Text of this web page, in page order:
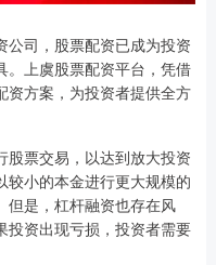
公司，股票配资已成为投资
。上虞股票配资平台，凭借
资方案，为投资者提供全方
股票交易，以达到放大投资
较小的本金进行更大规模的
但是，杠杆融资也存在风
投资出现亏损，投资者需要